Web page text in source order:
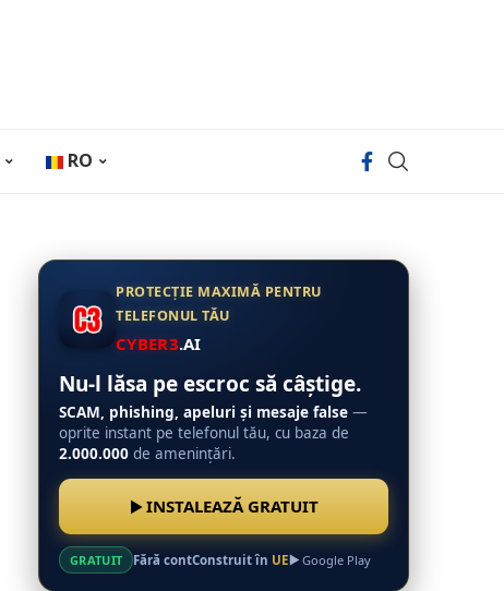
RO
PROTECȚIE MAXIMĂ PENTRU
TELEFONUL TĂU
CYBER3.AI
Nu-l lăsa pe escroc să câștige.
SCAM, phishing, apeluri și mesaje false —
oprite instant pe telefonul tău, cu baza de
2.000.000 de amenințări.
INSTALEAZĂ GRATUIT
GRATUIT Fără contConstruit în UE Google Play